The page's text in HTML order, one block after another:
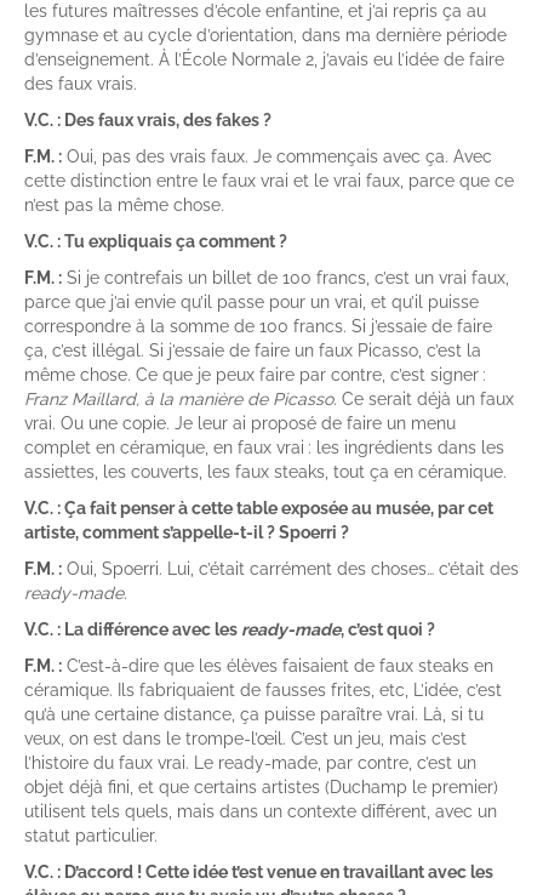
les futures maîtresses d’école enfantine, et j’ai repris ça au
gymnase et au cycle d’orientation, dans ma dernière période
d’enseignement. À l’École Normale 2, j’avais eu l’idée de faire
des faux vrais.
V.C. : Des faux vrais, des fakes ?
F.M. : Oui, pas des vrais faux. Je commençais avec ça. Avec
cette distinction entre le faux vrai et le vrai faux, parce que ce
n’est pas la même chose.
V.C. : Tu expliquais ça comment ?
F.M. : Si je contrefais un billet de 100 francs, c’est un vrai faux,
parce que j’ai envie qu’il passe pour un vrai, et qu’il puisse
correspondre à la somme de 100 francs. Si j’essaie de faire
ça, c’est illégal. Si j’essaie de faire un faux Picasso, c’est la
même chose. Ce que je peux faire par contre, c’est signer :
Franz Maillard, à la manière de Picasso. Ce serait déjà un faux
vrai. Ou une copie. Je leur ai proposé de faire un menu
complet en céramique, en faux vrai : les ingrédients dans les
assiettes, les couverts, les faux steaks, tout ça en céramique.
V.C. : Ça fait penser à cette table exposée au musée, par cet
artiste, comment s’appelle-t-il ? Spoerri ?
F.M. : Oui, Spoerri. Lui, c’était carrément des choses… c’était des
ready-made.
V.C. : La différence avec les ready-made, c’est quoi ?
F.M. : C’est-à-dire que les élèves faisaient de faux steaks en
céramique. Ils fabriquaient de fausses frites, etc, L’idée, c’est
qu’à une certaine distance, ça puisse paraître vrai. Là, si tu
veux, on est dans le trompe-l’œil. C’est un jeu, mais c’est
l’histoire du faux vrai. Le ready-made, par contre, c’est un
objet déjà fini, et que certains artistes (Duchamp le premier)
utilisent tels quels, mais dans un contexte différent, avec un
statut particulier.
V.C. : D’accord ! Cette idée t’est venue en travaillant avec les